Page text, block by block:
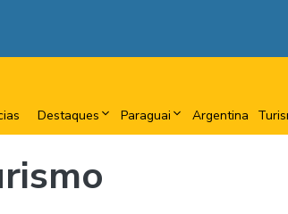
Destaques Paraguai Argentina